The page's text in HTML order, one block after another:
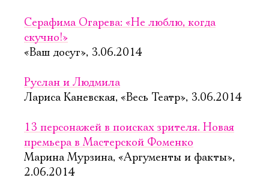
Серафима Огарева: «Не люблю, когда
скучно!»
«Ваш досуг», 3.06.2014
Руслан и Людмила
Лариса Каневская, «Весь Театр», 3.06.2014
13 персонажей в поисках зрителя. Новая
премьера в Мастерской Фоменко
Марина Мурзина, «Аргументы и факты»,
2.06.2014